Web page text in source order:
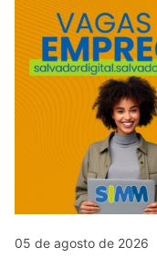
05 de agosto de 2026